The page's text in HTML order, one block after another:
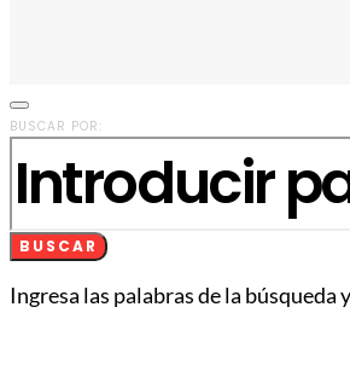
BUSCAR POR:
BUSCAR
Ingresa las palabras de la búsqueda